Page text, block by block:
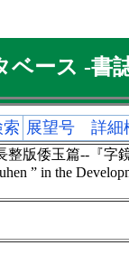
ベース -書
展望号 詳細
整版倭玉篇--『字
” in the